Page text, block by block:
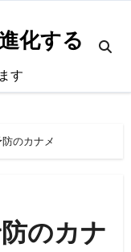
化する
す
のカナメ
のカナ